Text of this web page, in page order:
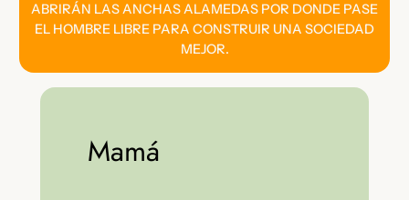
ABRIRÁN LAS ANCHAS ALAMEDAS POR DONDE PASE
EL HOMBRE LIBRE PARA CONSTRUIR UNA SOCIEDAD
MEJOR.
Mamá